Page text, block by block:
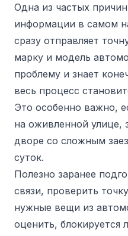
Одна из частых
информации в самом
сразу отправляет
марку и модель
проблему и знает
весь процесс
Это особенно важно,
на оживленной улице,
дворе со сложным
суток.
Полезно заранее
связи, проверить
нужные вещи из
оценить, блокируется